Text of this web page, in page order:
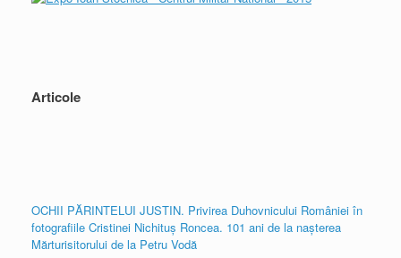
Articole
OCHII PĂRINTELUI JUSTIN. Privirea Duhovnicului României în
fotografiile Cristinei Nichituș Roncea. 101 ani de la nașterea
Mărturisitorului de la Petru Vodă